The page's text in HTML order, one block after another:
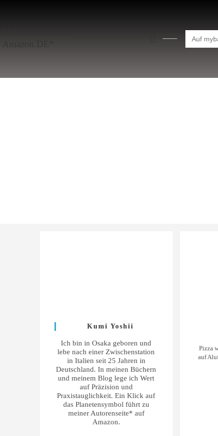
Search
for:
Pizza
auf
Kumi Yoshii
Ich bin in Osaka geboren und
lebe nach einer Zwischenstation
in Italien seit 25 Jahren in
Deutschland. In meinen Büchern
und meinem Blog lege ich Wert
auf Präzision und
Praxistauglichkeit. Ein Klick auf
das Planetensymbol führt zu
meiner Autorenseite* auf
Amazon.